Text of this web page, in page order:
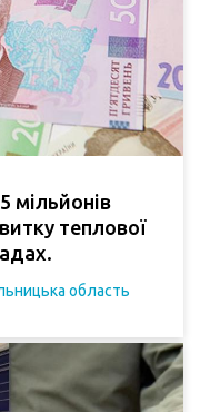
мільйонів
теплової
область